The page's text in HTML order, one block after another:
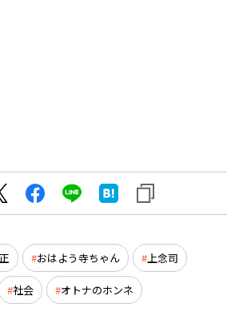
おはよう寺ちゃん 上念司
社会 オトナのホンネ